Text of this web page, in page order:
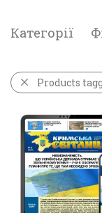
Категорії
Products